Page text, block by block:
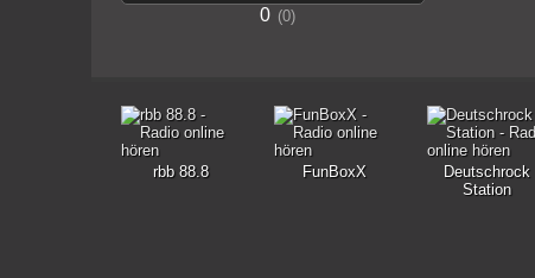
0 0
rbb 88.8 FunBoxX
Deutschrock
Station